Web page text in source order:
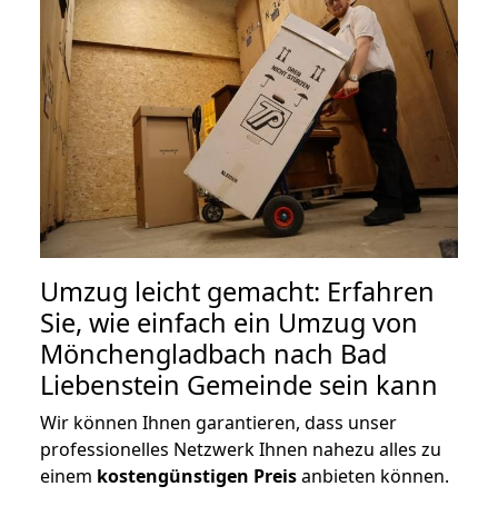
Umzug leicht gemacht: Erfahren
Sie, wie einfach ein Umzug von
Mönchengladbach nach Bad
Liebenstein Gemeinde sein kann
Wir können Ihnen garantieren, dass unser
professionelles Netzwerk Ihnen nahezu alles zu
einem kostengünstigen Preisanbieten können.